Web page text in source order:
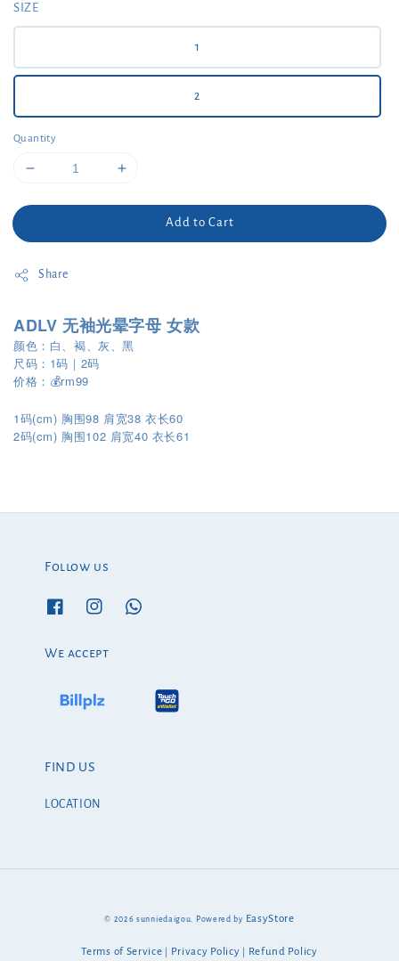
SIZE
1
2
Quantity
Add to Cart
Share
ADLV 无袖光晕字母 女款
颜色：白、褐、灰、黑
尺码：1码｜2码
价格：💰rm99
1码(cm) 胸围98 肩宽38 衣长60
2码(cm) 胸围 102 肩宽40 衣长61
Follow us
We accept
FIND US
LOCATION
© 2026 sunniedaigou. Powered by EasyStore
Terms of Service Privacy Policy Refund Policy